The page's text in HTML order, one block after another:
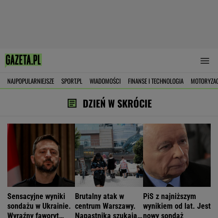
NAJPOPULARNIEJSZE SPORT.PL WIADOMOŚCI FINANSE I TECHNOLOGIA
DZIEŃ W SKRÓCIE
Sensacyjne wyniki
sondażu w Ukrainie.
Wyraźny faworyt
Brutalny atak w
centrum Warszawy.
Napastnika szukają
PiS z najniższym
wynikiem od lat. Jest
nowy sondaż